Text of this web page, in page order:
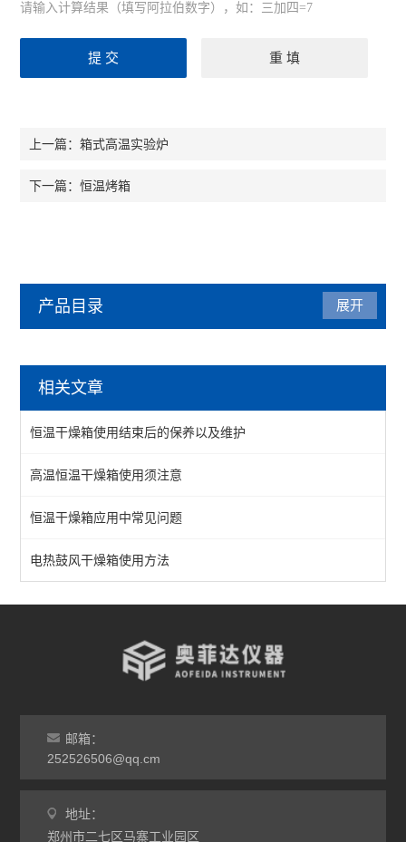
请输入计算结果（填写阿拉伯数字），如：三加四=7
上一篇：箱式高温实验炉
下一篇：恒温烤箱
产品目录
鼓风干燥箱
恒温干燥箱
真空干燥箱
不锈钢干燥箱
实验室干燥箱
查看全部 >>
展开
相关文章
恒温干燥箱使用结束后的保养以及维护
高温恒温干燥箱使用须注意
恒温干燥箱应用中常见问题
电热鼓风干燥箱使用方法
邮箱：
252526506@qq.cm
地址：
郑州市二七区马寨工业园区